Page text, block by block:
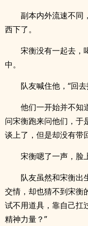
副本内外流速不同
西下了。
宋衡没有一起去，
中。
队友喊住他，“回
他们一开始并不知
问宋衡跑来问他们，于
谈上了，但是却没有带
宋衡嗯了一声，脸
队友虽然和宋衡出
交情，却也猜不到宋衡
试不用道具，靠自己扛
精神力量？”